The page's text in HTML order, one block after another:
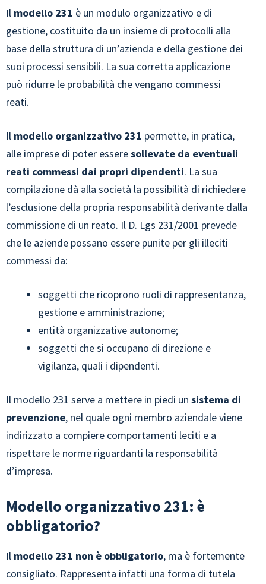
Il modello 231 è un modulo organizzativo e di
gestione, costituito da un insieme di protocolli alla
base della struttura di un’azienda e della gestione dei
suoi processi sensibili. La sua corretta applicazione
può ridurre le probabilità che vengano commessi
reati.
Il modello organizzativo 231 permette, in pratica,
alle imprese di poter esseresollevate da eventuali
reati commessi dai propri dipendenti. La sua
compilazione dà alla società la possibilità di richiedere
l’esclusione della propria responsabilità derivante dalla
commissione di un reato. Il D. Lgs 231/2001 prevede
che le aziende possano essere punite per gli illeciti
commessi da:
soggetti che ricoprono ruoli di rappresentanza,
gestione e amministrazione;
entità organizzative autonome;
soggetti che si occupano di direzione e
vigilanza, quali i dipendenti.
Il modello 231 serve a mettere in piedi un sistema di
prevenzione, nel quale ogni membro aziendale viene
indirizzato a compiere comportamenti leciti e a
rispettare le norme riguardanti la responsabilità
d’impresa.
Modello organizzativo 231: è
obbligatorio?
Il modello 231 non è obbligatorio, ma è fortemente
consigliato. Rappresenta infatti una forma di tutela